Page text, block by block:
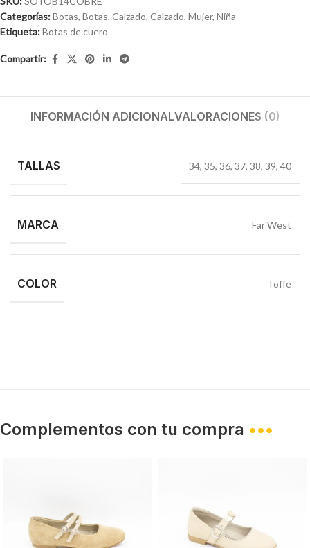
Categorías:Botas, Botas, Calzado, Calzado, Mujer, Niña
Etiqueta:Botas de cuero
Compartir:
INFORMACIÓN ADICIONALVALORACIONES (0)
TALLAS 34, 35, 36, 37, 38, 39, 40
MARCA Far West
COLOR Toffe
Complementos con tu compra •••